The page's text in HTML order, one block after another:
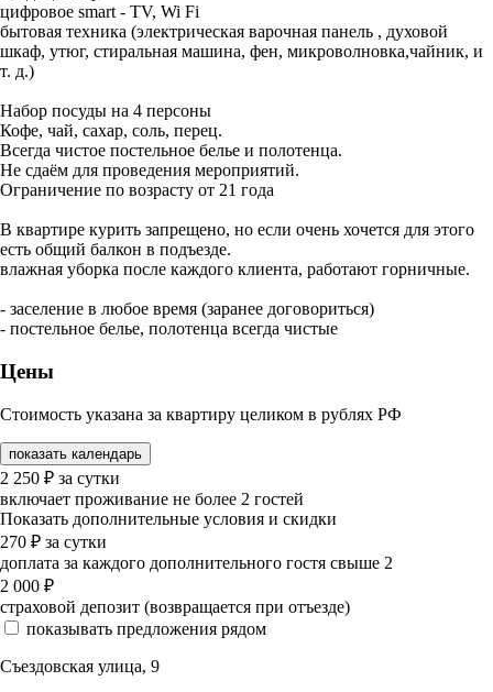
цифровое smart - TV, Wi Fi
бытовая техника (электрическая варочная панель , духовой
шкаф, утюг, стиральная машина, фен, микроволновка,чайник, и
т. д.)
Набор посуды на 4 персоны
Кофе, чай, сахар, соль, перец.
Всегда чистое постельное белье и полотенца.
Не сдаём для проведения мероприятий.
Ограничение по возрасту от 21 года
В квартире курить запрещено, но если очень хочется для этого
есть общий балкон в подъезде.
влажная уборка после каждого клиента, работают горничные.
- заселение в любое время (заранее договориться)
- постельное белье, полотенца всегда чистые
Цены
Стоимость указана за квартиру целиком в рублях РФ
показать календарь
2 250 ₽ за сутки
включает проживание не более 2 гостей
Показать дополнительные условия и скидки
270 ₽ за сутки
доплата за каждого дополнительного гостя свыше 2
2 000 ₽
страховой депозит (возвращается при отъезде)
показывать предложения рядом
Съездовская улица, 9